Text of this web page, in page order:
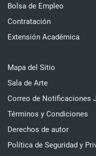
Bolsa de Empleo
Contratación
Extensión Académica
Mapa del Sitio
Sala de Arte
Correo de Notificaciones
Términos y Condiciones
Derechos de autor
Política de Seguridad y